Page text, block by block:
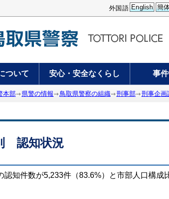
外国語 English 簡
ついて 安心・安全なくらし 事
本部 県警の情報 鳥取県警察の組織 刑事部 刑事企画
認知状況
認知件数が5,233件（83.6%）と市部人口構